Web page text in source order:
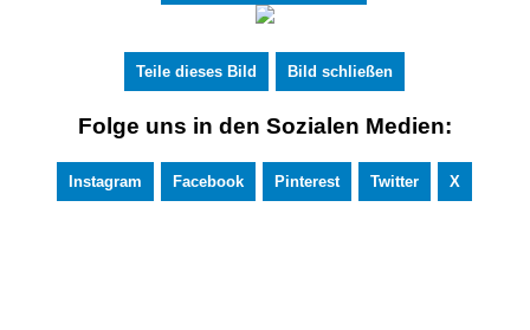
Teile dieses Bild Bild schließen
Folge uns in den Sozialen Medien:
Instagram Facebook Pinterest Twitter X